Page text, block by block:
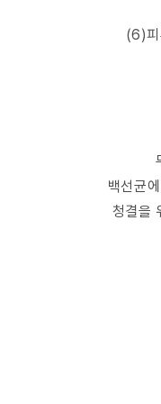
(6)피
백선균
청결을